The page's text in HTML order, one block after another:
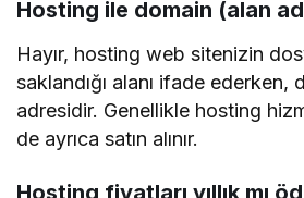
Hosting ile domain (alan
Hayır, hosting web sitenizin
saklandığı alanı ifade ederken,
adresidir. Genellikle hosting
de ayrıca satın alınır.
Hosting fiyatları yıllık mı